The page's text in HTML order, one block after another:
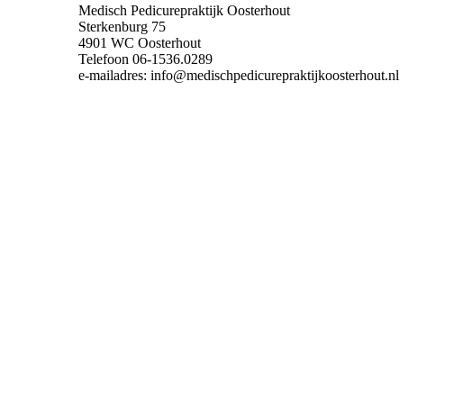
Medisch Pedicurepraktijk Oosterhout
Sterkenburg 75
4901 WC Oosterhout
Telefoon 06-1536.0289
e-mailadres: info@medischpedicurepraktijkoosterhout.nl